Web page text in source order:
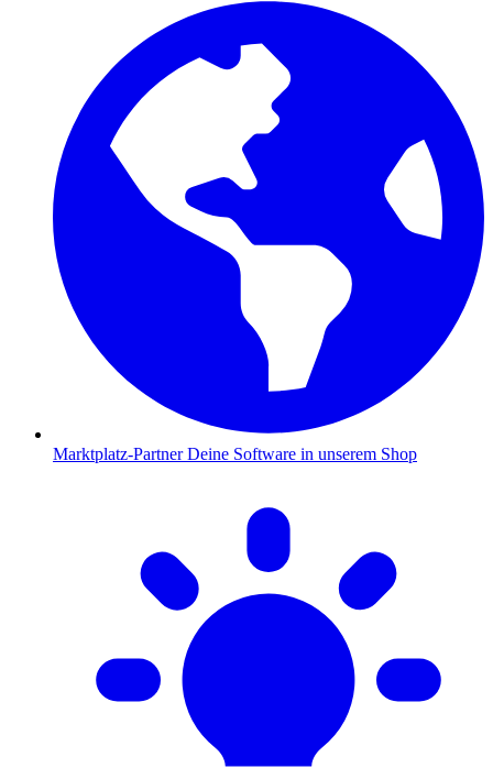
Marktplatz-Partner Deine Software in unserem Shop